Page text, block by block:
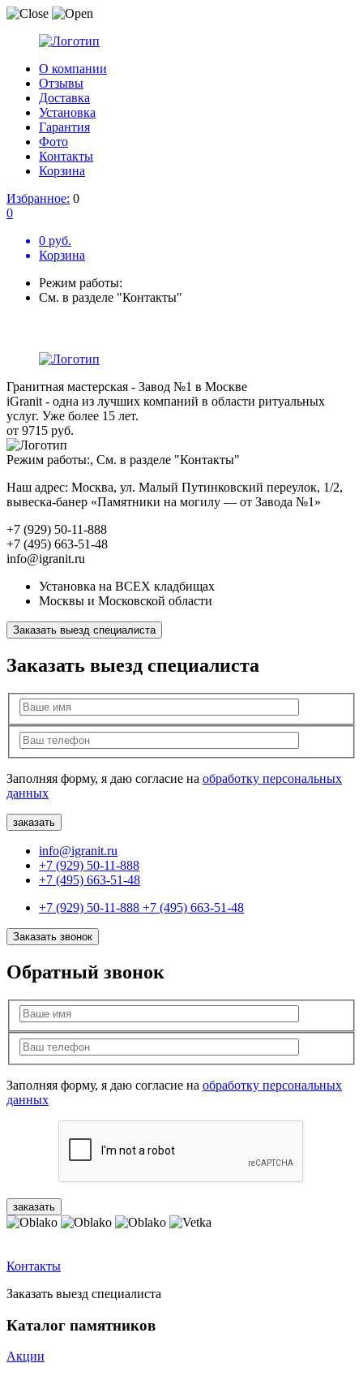
О компании
Отзывы
Доставка
Установка
Гарантия
Фото
Контакты
Корзина
Избранное: 0
0
0 руб.
Корзина
Режим работы:
См. в разделе "Контакты"
Гранитная мастерская - Завод №1 в Москве
iGranit - одна из лучших компаний в области ритуальных
услуг. Уже более 15 лет.
от 9715 руб.
Режим работы:, См. в разделе "Контакты"
Наш адрес: Москва, ул. Малый Путинковский переулок, 1/2,
вывеска-банер «Памятники на могилу — от Завода №1»
+7 (929) 50-11-888
+7 (495) 663-51-48
info@igranit.ru
Установка на ВСЕХ кладбищах
Москвы и Московской области
Заказать выезд специалиста
Заказать выезд специалиста
Заполняя форму, я даю согласие на обработку персональных
данных
info@igranit.ru
+7 (929) 50-11-888
+7 (495) 663-51-48
+7 (929) 50-11-888 +7 (495) 663-51-48
Заказать звонок
Обратный звонок
Заполняя форму, я даю согласие на обработку персональных
данных
Контакты
Заказать выезд специалиста
Каталог памятников
Акции